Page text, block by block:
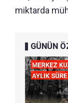
miktarda
GÜNÜN